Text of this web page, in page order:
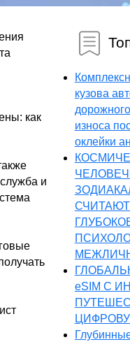
как
и
кузова
износа
оклейки
eSIM С